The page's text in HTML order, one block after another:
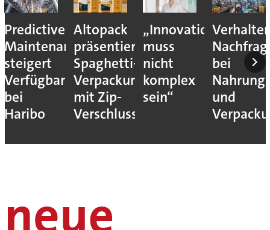
Predictive
Maintenance
steigert
Verfügbarkeit
bei
Haribo
Altopack
präsentiert
Spaghetti-
Verpackung
mit Zip-
Verschluss
„Innovation
muss
nicht
komplex
sein“
bei
und